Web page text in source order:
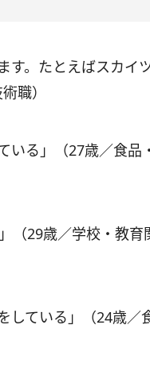
。たとえばスカイ
職）
いる」（27歳／食品
（29歳／学校・教育
している」（24歳／